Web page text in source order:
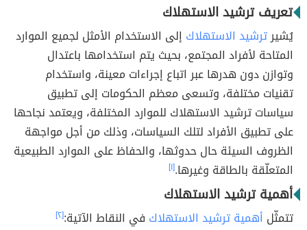
تعريف ترشيد الاستهلاك
يُشيرترشيد الاستهلاك إلى الاستخدام الأمثل لجميع الموارد
المتاحة لأفراد المجتمع، بحيث يتم استخدامها باعتدال
وتوازن دون هدرها عبر اتباع إجراءات معينة، واستخدام
تقنيات مختلفة، وتسعى معظم الحكومات إلى تطبيق
سياسات ترشيد الاستهلاك للموارد المختلفة، ويعتمد نجاحها
على تطبيق الأفراد لتلك السياسات، وذلك من أجل مواجهة
الظروف السيئة حال حدوثها، والحفاظ على الموارد الطبيعية
المتعلّقة بالطاقة وغيرها.[١]
أهمية ترشيد الاستهلاك
تتمثّل أهمية ترشيد الاستهلاك في النقاط الآتية:[٢]